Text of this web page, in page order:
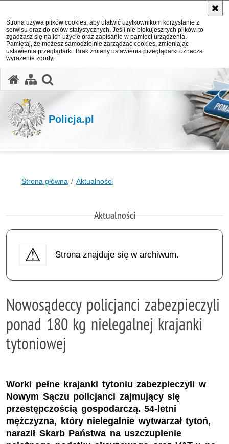
Strona używa plików cookies, aby ułatwić użytkownikom korzystanie z
serwisu oraz do celów statystycznych. Jeśli nie blokujesz tych plików, to
zgadzasz się na ich użycie oraz zapisanie w pamięci urządzenia.
Pamiętaj, że możesz samodzielnie zarządzać cookies, zmieniając
ustawienia przeglądarki. Brak zmiany ustawienia przeglądarki oznacza
wyrażenie zgody.
Policja.pl
Strona główna Aktualności
Aktualności
Strona znajduje się w archiwum.
Nowosądeccy policjanci zabezpieczyli
ponad 180 kg nielegalnej krajanki
tytoniowej
Worki pełne krajanki tytoniu zabezpieczyli w
Nowym Sączu policjanci zajmujący się
przestępczością gospodarczą. 54-letni
mężczyzna, który nielegalnie wytwarzał tytoń,
naraził Skarb Państwa na uszczuplenie